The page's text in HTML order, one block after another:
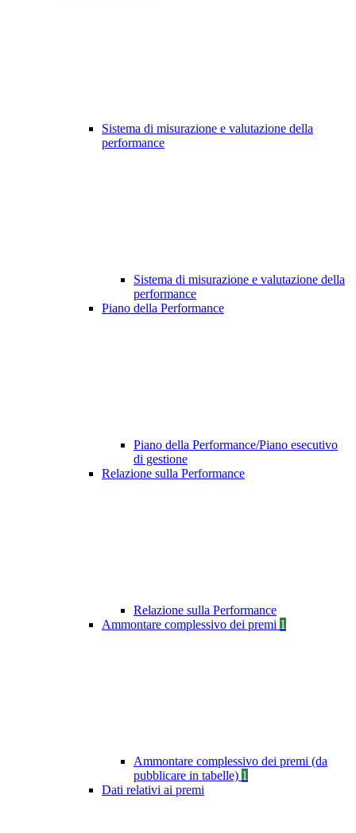
Sistema di misurazione e valutazione della
performance
Sistema di misurazione e valutazione della
performance
Piano della Performance
Piano della Performance/Piano esecutivo
di gestione
Relazione sulla Performance
Relazione sulla Performance
Ammontare complessivo dei premi 1
Ammontare complessivo dei premi (da
pubblicare in tabelle) 1
Dati relativi ai premi